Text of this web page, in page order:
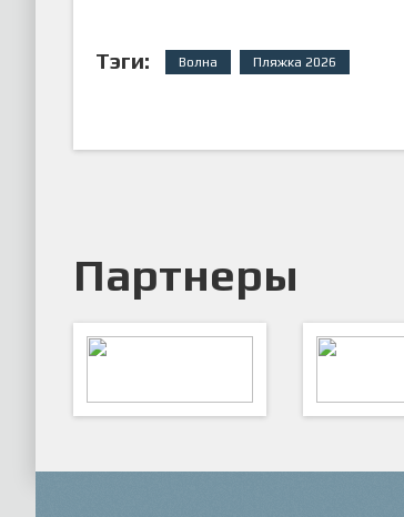
Тэги: Волна Пляжка 2026
Партнеры